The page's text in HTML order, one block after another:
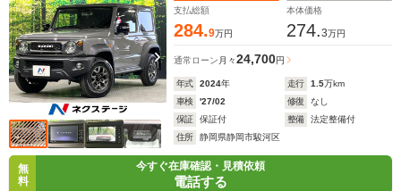
ルセグ Bluetooth
支払総額
284.9万円
本体価格
274.3万円
通常ローン 月々24,700円
年式 2024年 走行 1.5万km
車検
'27/02 修復
なし
保証
保証付 整備
法定整備付
住所
静岡県静岡市駿河区
無
料
今すぐ在庫確認・見積依頼
電話する